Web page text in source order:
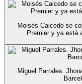
Moisés Caicedo se
Premier y ya está
Miguel Parrales.